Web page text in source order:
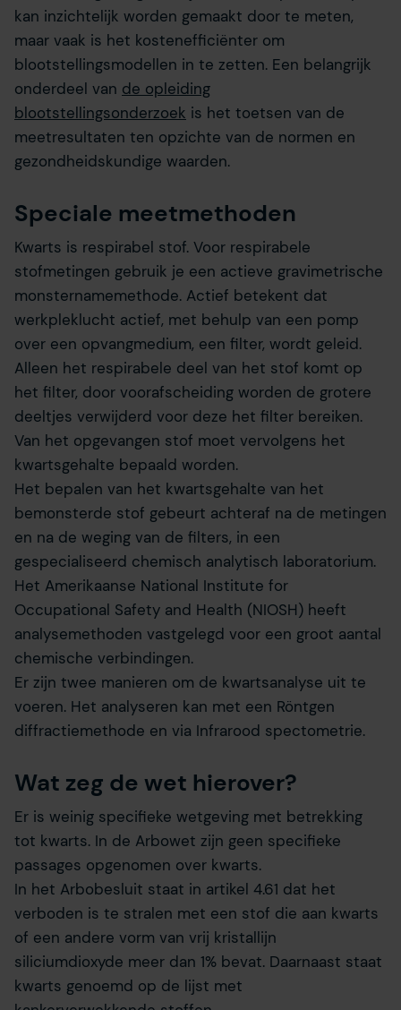
kan inzichtelijk worden gemaakt door te meten,
maar vaak is het kostenefficiënter om
blootstellingsmodellen in te zetten. Een belangrijk
onderdeel van de opleiding
blootstellingsonderzoek is het toetsen van de
meetresultaten ten opzichte van de normen en
gezondheidskundige waarden.
Speciale meetmethoden
Kwarts is respirabel stof. Voor respirabele
stofmetingen gebruik je een actieve gravimetrische
monsternamemethode. Actief betekent dat
werkpleklucht actief, met behulp van een pomp
over een opvangmedium, een filter, wordt geleid.
Alleen het respirabele deel van het stof komt op
het filter, door voorafscheiding worden de grotere
deeltjes verwijderd voor deze het filter bereiken.
Van het opgevangen stof moet vervolgens het
kwartsgehalte bepaald worden.
Het bepalen van het kwartsgehalte van het
bemonsterde stof gebeurt achteraf na de metingen
en na de weging van de filters, in een
gespecialiseerd chemisch analytisch laboratorium.
Het Amerikaanse National Institute for
Occupational Safety and Health (NIOSH) heeft
analysemethoden vastgelegd voor een groot aantal
chemische verbindingen.
Er zijn twee manieren om de kwartsanalyse uit te
voeren. Het analyseren kan met een Röntgen
diffractiemethode en via Infrarood spectometrie.
Wat zeg de wet hierover?
Er is weinig specifieke wetgeving met betrekking
tot kwarts. In de Arbowet zijn geen specifieke
passages opgenomen over kwarts.
In het Arbobesluit staat in artikel 4.61 dat het
verboden is te stralen met een stof die aan kwarts
of een andere vorm van vrij kristallijn
siliciumdioxyde meer dan 1% bevat. Daarnaast staat
kwarts genoemd op de lijst met